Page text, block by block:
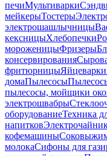
печиМультиварки
мейкерыТостеры
электрошашлычницы
кексницыХлебопечки
мороженицыФризеры
консервирования
фритюрницыЯйцеварки
домаПылесосы
пылесосы, мойщики
электрошвабры
оборудованиеТехника
напитков
кофемашины
молокаСифоны для